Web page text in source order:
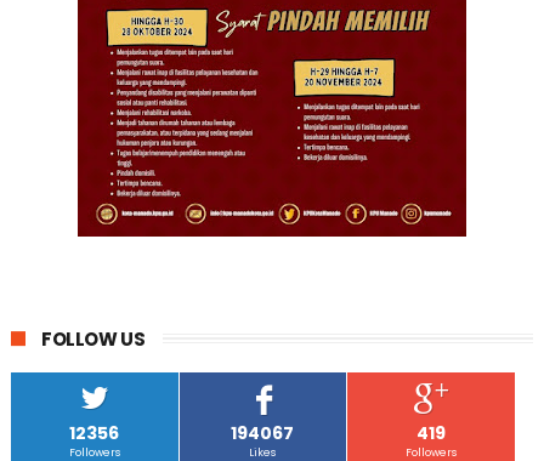
FOLLOW US
12356
Followers
194067
Likes
419
Followers